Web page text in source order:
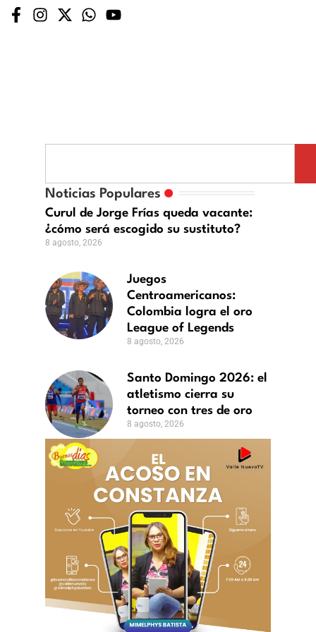
Noticias Populares
Curul de Jorge Frías queda vacante:
¿cómo será escogido su sustituto?
8 agosto, 2026
Juegos
Centroamericanos:
Colombia logra el oro
League of Legends
8 agosto, 2026
Santo Domingo 2026: el
atletismo cierra su
torneo con tres de oro
8 agosto, 2026